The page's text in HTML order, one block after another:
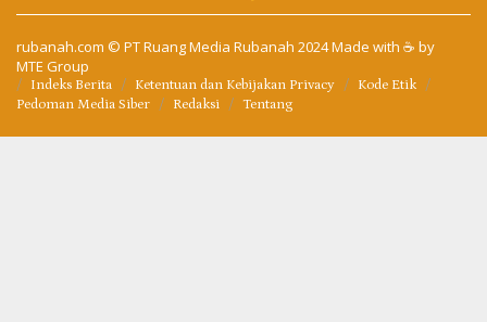
rubanah.com © PT Ruang Media Rubanah 2024 Made with ☕ by
MTE Group
Indeks Berita Ketentuan dan Kebijakan Privacy
Kode Etik
Pedoman Media Siber
Redaksi Tentang